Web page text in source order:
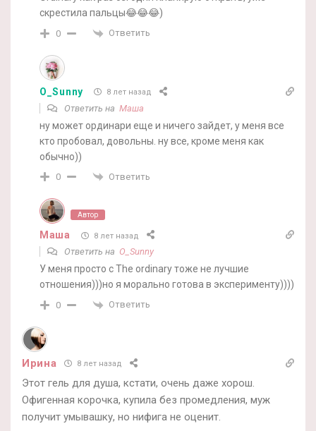
скрестила пальцы😂😂😂)
0 Ответить
O_Sunny 8 лет назад
Ответить на Маша
ну может ординари еще и ничего зайдет, у меня все
кто пробовал, довольны. ну все, кроме меня как
обычно))
0 Ответить
Автор
Маша 8 лет назад
Ответить на O_Sunny
У меня просто с The ordinary тоже не лучшие
отношения)))но я морально готова в эксперименту))))
0 Ответить
Ирина 8 лет назад
Этот гель для душа, кстати, очень даже хорош.
Офигенная корочка, купила без промедления, муж
получит умывашку, но нифига не оценит.